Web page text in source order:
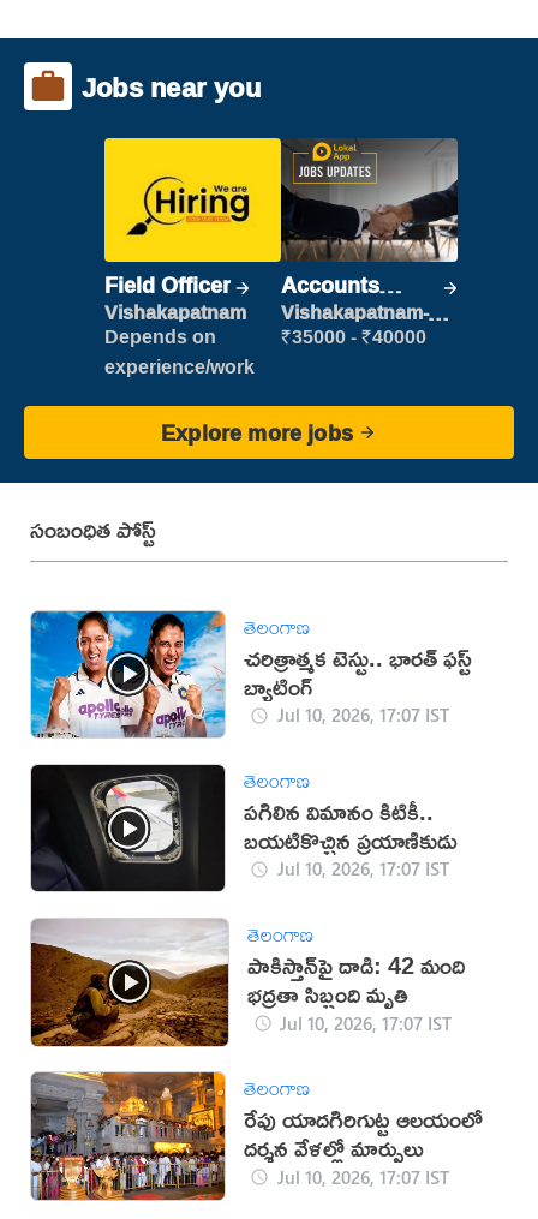
Jobs near you
Field Officer
Vishakapatnam
Depends on
experience/work
Accounts
Clerk
Vishakapatnam-
new
₹35000 - ₹40000
Explore more jobs
సంబంధిత పోస్ట్
తెలంగాణ
చరిత్రాత్మక టెస్టు.. భారత్‌ ఫస్ట్‌
బ్యాటింగ్‌
Jul 10, 2026, 17:07 IST
తెలంగాణ
పగిలిన విమానం కిటికీ..
బయటికొచ్చిన ప్రయాణికుడు
Jul 10, 2026, 17:07 IST
తెలంగాణ
పాకిస్తాన్‌పై దాడి: 42 మంది
భద్రతా సిబ్బంది మృతి
Jul 10, 2026, 17:07 IST
తెలంగాణ
రేపు యాదగిరిగుట్ట ఆలయంలో
దర్శన వేళల్లో మార్పులు
Jul 10, 2026, 17:07 IST